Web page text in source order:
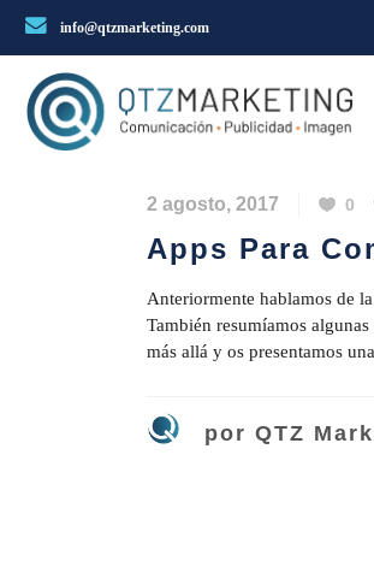
info@qtzmarketing.com
2 agosto, 2017 0
Apps Para
Anteriormente hablamos de
También resumíamos
más allá y os presentamos
por QTZ